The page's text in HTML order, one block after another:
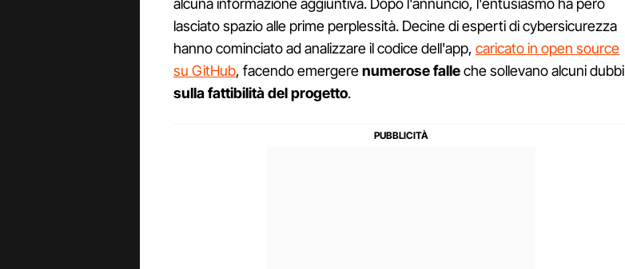
alcuna informazione aggiuntiva. Dopo l'annuncio, l'entusiasmo ha però
lasciato spazio alle prime perplessità. Decine di esperti di cybersicurezza
hanno cominciato ad analizzare il codice dell'app, caricato in open source
su GitHub, facendo emergerenumerose falleche sollevano alcuni dubbi
sulla fattibilità del progetto.